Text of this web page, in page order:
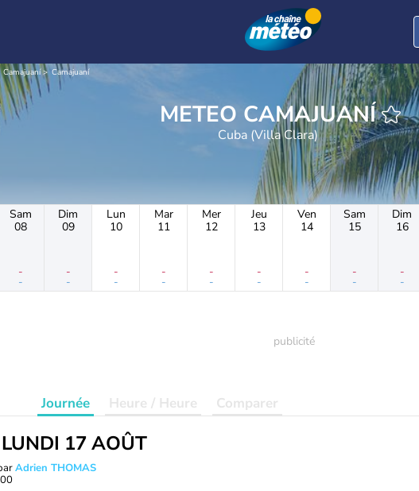
Camajuaní Camajuaní
METEO CAMAJUANÍ
Cuba (Villa Clara)
Sam
08
-
-
Dim
09
-
-
Lun
10
-
-
Mar
11
-
-
Mer
12
-
-
Jeu
13
-
-
Ven
14
-
-
Sam
15
-
-
Dim
16
-
-
Journée Heure / Heure Comparer
17 AOÛT
Adrien THOMAS